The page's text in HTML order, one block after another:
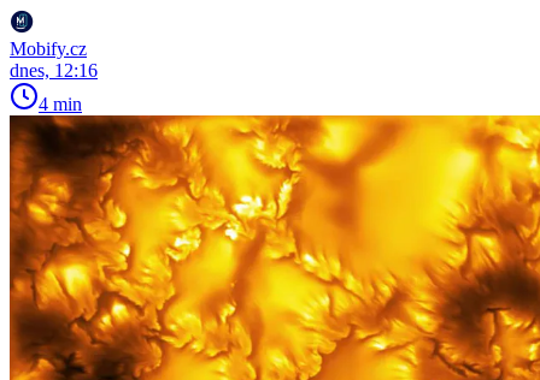
Mobify.cz
dnes, 12:16
4 min